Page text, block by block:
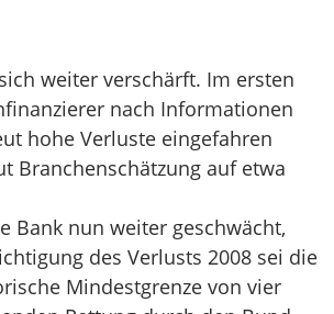
weiter verschärft. Im ersten
nach Informationen
hohe Verluste eingefahren
Branchenschätzung auf etwa
Bank nun weiter geschwächt,
des Verlusts 2008 sei die
Mindestgrenze von vier